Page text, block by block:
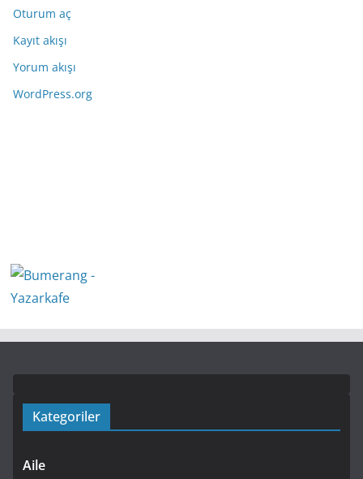
Oturum aç
Kayıt akışı
Yorum akışı
WordPress.org
Kategoriler
Aile